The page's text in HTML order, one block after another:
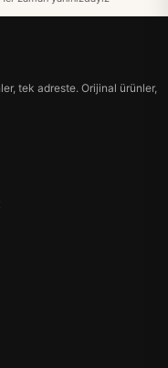
tek adreste. Orijinal ürünler,